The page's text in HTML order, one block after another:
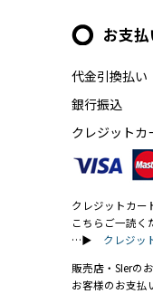
お支
代金引換払い
銀行振込
クレジットカ
クレジットカー
こちらご一読く
…▶ クレジッ
販売店・SIerの
お客様のお支払